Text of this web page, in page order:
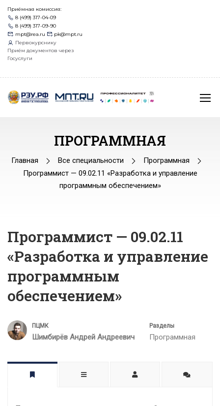
Приёмная комиссия:
8 (499) 317-04-09
8 (499) 317-09-90
mpt@rea.ru
pk@mpt.ru
Первокурснику
Приём документов через
Госуслуги
ПРОГРАММНАЯ
Главная Все специальности
Программная
Программист — 09.02.11 «Разработка и управление
программным обеспечением»
Программист — 09.02.11
«Разработка и управление
программным
обеспечением»
ПЦМК
Шимбирёв Андрей Андреевич
Разделы
Программная